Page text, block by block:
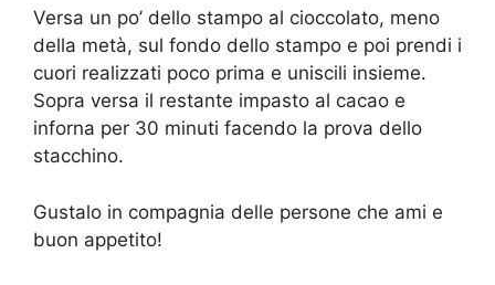
Versa un po’ dello stampo al cioccolato, meno
della metà, sul fondo dello stampo e poi prendi i
cuori realizzati poco prima e uniscili insieme.
Sopra versa il restante impasto al cacao e
inforna per 30 minuti facendo la prova dello
stacchino.
Gustalo in compagnia delle persone che ami e
buon appetito!